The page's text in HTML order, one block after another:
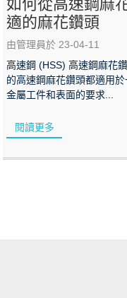
如何從高速鋼麻
適的麻花鑽頭
由管理員於 23-04-11
高速鋼 (HSS) 高速鋼麻花
的高速鋼麻花鑽頭都適用
金屬工件和表面的要求...
閱讀更多